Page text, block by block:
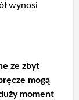
wynosi
ze zbyt
mogą
moment